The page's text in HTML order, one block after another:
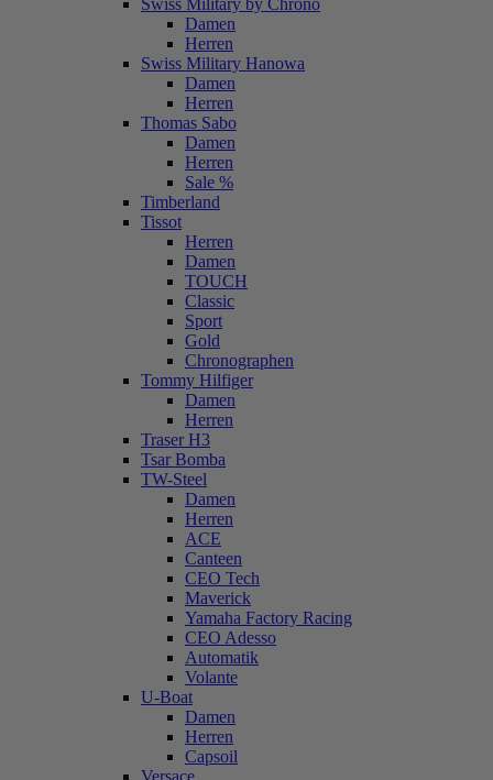
Swiss Military by Chrono
Damen
Herren
Swiss Military Hanowa
Damen
Herren
Thomas Sabo
Damen
Herren
Sale %
Timberland
Tissot
Herren
Damen
TOUCH
Classic
Sport
Gold
Chronographen
Tommy Hilfiger
Damen
Herren
Traser H3
Tsar Bomba
TW-Steel
Damen
Herren
ACE
Canteen
CEO Tech
Maverick
Yamaha Factory Racing
CEO Adesso
Automatik
Volante
U-Boat
Damen
Herren
Capsoil
Versace